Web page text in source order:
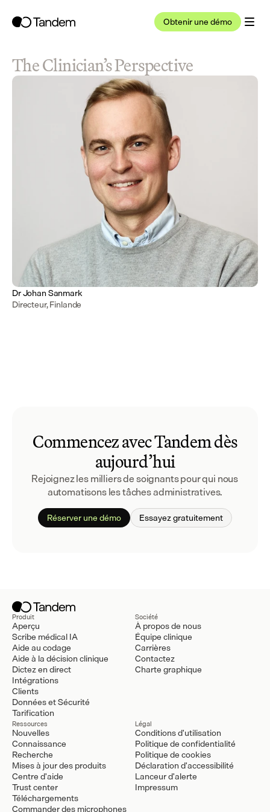
Obtenir une démo
The Clinician’s Perspective
Dr Johan Sanmark
Directeur, Finlande
Commencez avec Tandem dès
aujourd’hui
Rejoignez les milliers de soignants pour qui nous
automatisons les tâches administratives.
Réserver une démo Essayez gratuitement
Produit
Aperçu
Scribe médical IA
Aide au codage
Aide à la décision clinique
Dictez en direct
Intégrations
Clients
Données et Sécurité
Tarification
Société
À propos de nous
Équipe clinique
Carrières
Contactez
Charte graphique
Ressources
Nouvelles
Connaissance
Recherche
Mises à jour des produits
Centre d'aide
Trust center
Téléchargements
Commander des microphones
Légal
Conditions d'utilisation
Politique de confidentialité
Politique de cookies
Déclaration d'accessibilité
Lanceur d'alerte
Impressum